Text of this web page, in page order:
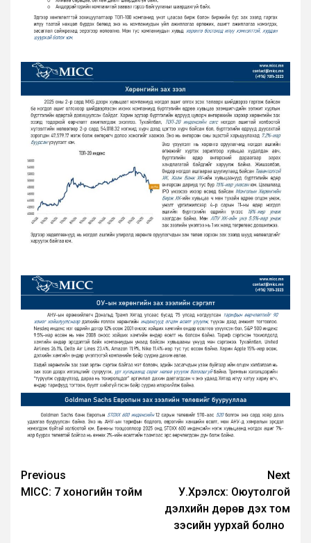
Post
navigation
Previous
MICC: 7 хоногийн тойм
Next
У.Хүрэлсүх: Оюутолгой
дэлхийн дөрөв дэх том
зэсийн уурхай болно